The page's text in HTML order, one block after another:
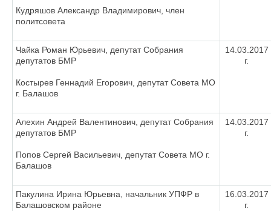
Кудряшов Александр Владимирович, член
политсовета
Чайка Роман Юрьевич, депутат Собрания
депутатов БМР
Костырев Геннадий Егорович, депутат Совета МО
г. Балашов
14.03.2017
г.
Алехин Андрей Валентинович, депутат Собрания
депутатов БМР
Попов Сергей Васильевич, депутат Совета МО г.
Балашов
14.03.2017
г.
Пакулина Ирина Юрьевна, начальник УПФР в
Балашовском районе
16.03.2017
г.